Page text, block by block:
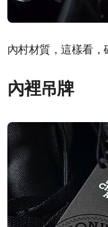
內村材質，這樣看，
內裡吊牌